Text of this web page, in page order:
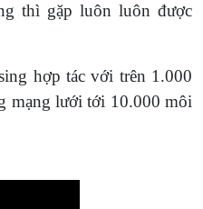
thì gặp luôn luôn được
hợp tác với trên 1.000
mạng lưới tới 10.000 môi